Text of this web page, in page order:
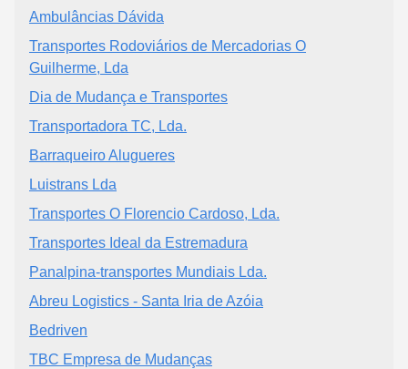
Ambulâncias Dávida
Transportes Rodoviários de Mercadorias O
Guilherme, Lda
Dia de Mudança e Transportes
Transportadora TC, Lda.
Barraqueiro Alugueres
Luistrans Lda
Transportes O Florencio Cardoso, Lda.
Transportes Ideal da Estremadura
Panalpina-transportes Mundiais Lda.
Abreu Logistics - Santa Iria de Azóia
Bedriven
TBC Empresa de Mudanças